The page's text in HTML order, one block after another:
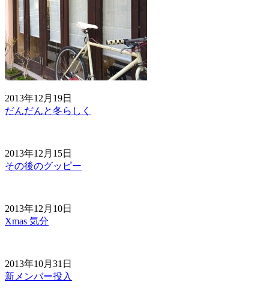
2013年12月19日
だんだんと冬らしく
2013年12月15日
その後のグッピー
2013年12月10日
Xmas 気分
2013年10月31日
新メンバー投入